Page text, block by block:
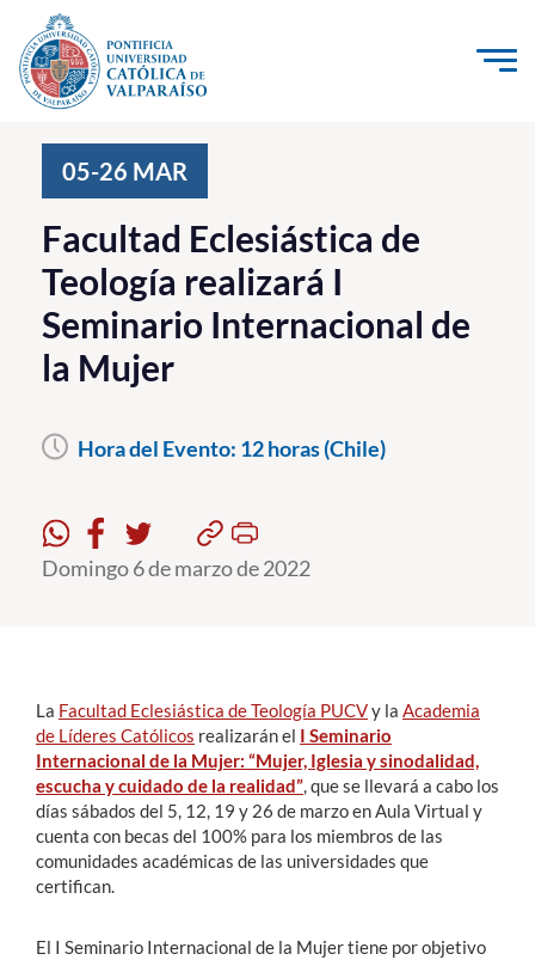
Click acá para ir directamente al contenido
Investigación, Creación e Innovación
PUCV Internacional
Vinculación con el Medio
Admisión
Pregrado
Formación Continua
Alumni
English
05-26 MAR
Facultad Eclesiástica de
Teología realizará I
Seminario Internacional de
la Mujer
Hora del Evento: 12 horas (Chile)
Domingo 6 de marzo de 2022
La Facultad Eclesiástica de Teología PUCVy la Academia
de Líderes Católicos realizarán el I Seminario
Internacional de la Mujer: “Mujer, Iglesia y sinodalidad,
escucha y cuidado de la realidad”, que se llevará a cabo los
días sábados del 5, 12, 19 y 26 de marzo en Aula Virtual y
cuenta con becas del 100% para los miembros de las
comunidades académicas de las universidades que
certifican.
El I Seminario Internacional de la Mujer tiene por objetivo